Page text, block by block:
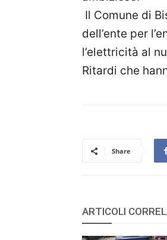
Il Comune di
dell’ente per
l’elettricità al
Ritardi che
Share
ARTICOLI